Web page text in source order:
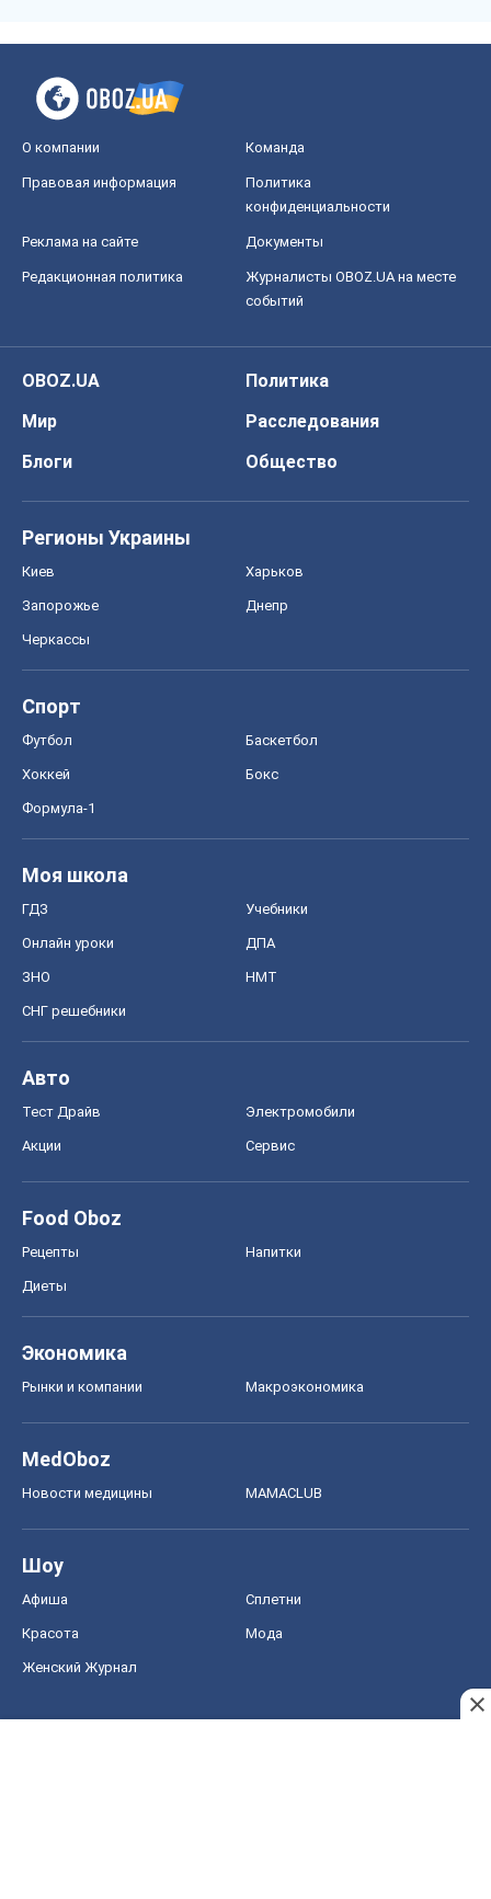
О компании Команда
Правовая информация
Политика
конфиденциальности
Реклама на сайте Документы
Редакционная политика
Журналисты OBOZ.UA на месте
событий
OBOZ.UA
Политика
Мир
Расследования
Блоги
Общество
Регионы Украины
Киев Харьков
Запорожье Днепр
Черкассы
Спорт
Футбол Баскетбол
Хоккей Бокс
Формула-1
Моя школа
ГДЗ Учебники
Онлайн уроки ДПА
ЗНО НМТ
СНГ решебники
Авто
Тест Драйв Электромобили
Акции Сервис
Food Oboz
Рецепты Напитки
Диеты
Экономика
Рынки и компании Mакроэкономика
MedOboz
Новости медицины MAMACLUB
Шоу
Афиша Сплетни
Красота Мода
Женский Журнал